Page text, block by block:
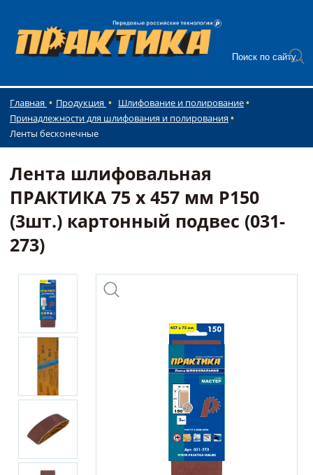
Главная Продукция
Шлифование и полирование
Принадлежности для шлифования и полирования
Ленты бесконечные
Лента шлифовальная
ПРАКТИКА 75 х 457 мм P150
(3шт.) картонный подвес (031-
273)